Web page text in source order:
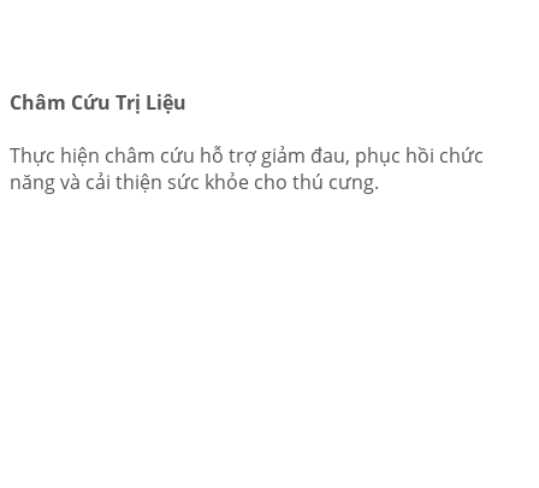
Châm Cứu Trị Liệu
Thực hiện châm cứu hỗ trợ giảm đau, phục hồi chức
năng và cải thiện sức khỏe cho thú cưng.